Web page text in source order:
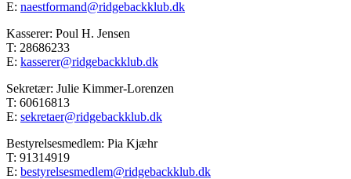
E: naestformand@ridgebackklub.dk
Kasserer: Poul H. Jensen
T: 28686233
E: kasserer@ridgebackklub.dk
Sekretær: Julie Kimmer-Lorenzen
T: 60616813
E: sekretaer@ridgebackklub.dk
Bestyrelsesmedlem: Pia Kjæhr
T: 91314919
E: bestyrelsesmedlem@ridgebackklub.dk